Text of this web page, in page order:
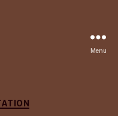
Menu